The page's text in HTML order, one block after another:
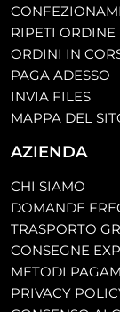
RIPETI ORDINE
ORDINI IN
PAGA ADESSO
INVIA FILES
MAPPA DEL
AZIENDA
CHI SIAMO
DOMANDE
TRASPORTO
CONSEGNE
METODI
PRIVACY